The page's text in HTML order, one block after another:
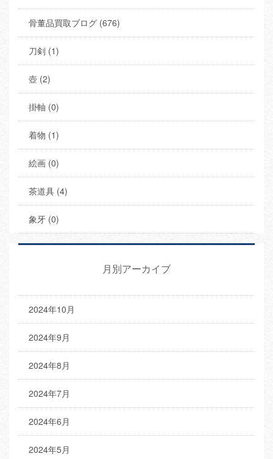
骨董品買取ブログ (676)
刀剣 (1)
壺 (2)
掛軸 (0)
着物 (1)
絵画 (0)
茶道具 (4)
象牙 (0)
月別アーカイブ
2024年10月
2024年9月
2024年8月
2024年7月
2024年6月
2024年5月